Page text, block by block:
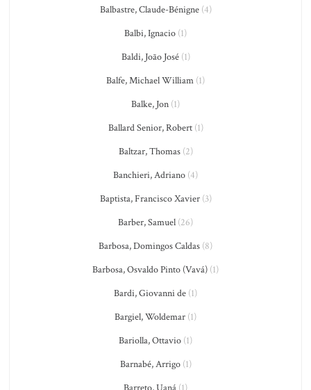
Balbastre, Claude-Bénigne(4)
Balbi, Ignacio (1)
Baldi, João José(1)
Balfe, Michael William (1)
Balke, Jon (1)
Ballard Senior, Robert(1)
Baltzar, Thomas(2)
Banchieri, Adriano (4)
Baptista, Francisco Xavier(3)
Barber, Samuel (26)
Barbosa, Domingos Caldas (8)
Barbosa, Osvaldo Pinto (Vavá) (1)
Bardi, Giovanni de (1)
Bargiel, Woldemar (1)
Bariolla, Ottavio (1)
Barnabé, Arrigo(1)